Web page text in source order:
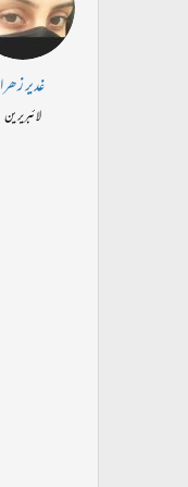
غدیر زھرا
لائبریرین